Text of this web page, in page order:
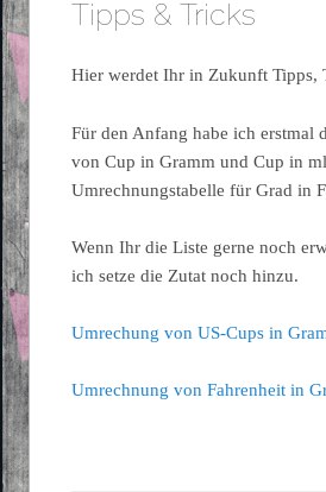
Tipps & Tricks
Hier werdet Ihr in Zukunft Tipps,
Für den Anfang habe ich erstmal
von Cup in Gramm und Cup in
Umrechnungstabelle für Grad in
Wenn Ihr die Liste gerne noch
ich setze die Zutat noch hinzu.
Umrechung von US-Cups in
Umrechnung von Fahrenheit in